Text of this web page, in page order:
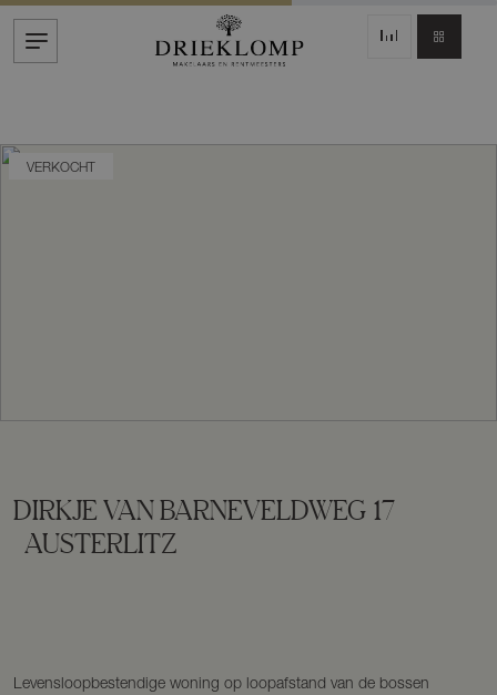
VERKOCHT
DIRKJE VAN BARNEVELDWEG 17
AUSTERLITZ
Levensloopbestendige woning op loopafstand van de bossen